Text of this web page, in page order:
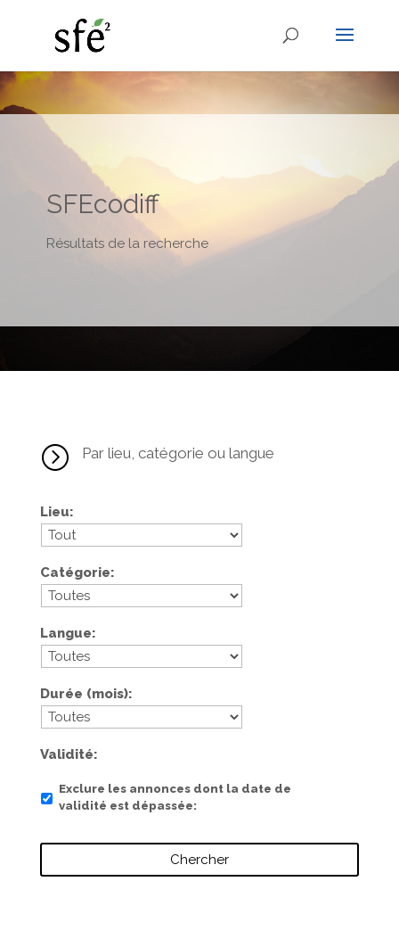
SFEcodiff
Résultats de la recherche
= Par lieu, catégorie ou langue
Lieu
Catégorie
Langue
Durée (mois)
Validité
Exclure les annonces dont la date de
validité est dépassée